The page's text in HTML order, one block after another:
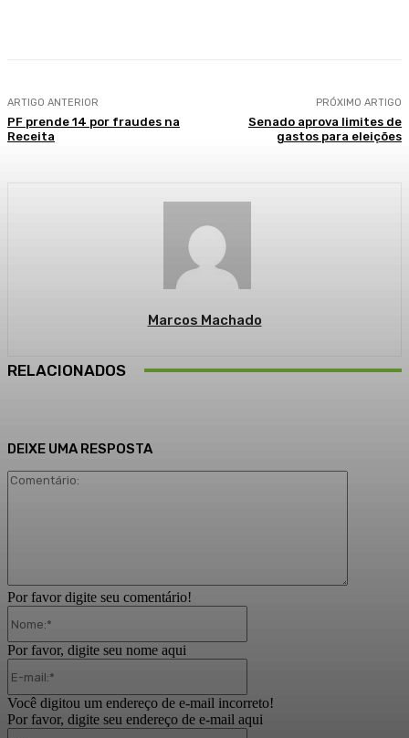
ARTIGO ANTERIOR
PF prende 14 por fraudes na
Receita
PRÓXIMO ARTIGO
Senado aprova limites de
gastos para eleições
Marcos Machado
RELACIONADOS
DEIXE UMA RESPOSTA
Por favor digite seu comentário!
Por favor, digite seu nome aqui
Você digitou um endereço de e-mail incorreto!
Por favor, digite seu endereço de e-mail aqui